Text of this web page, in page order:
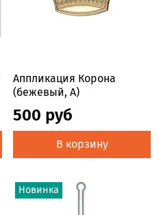
Аппликация Корона
(бежевый, А)
500 руб
В корзину
Новинка